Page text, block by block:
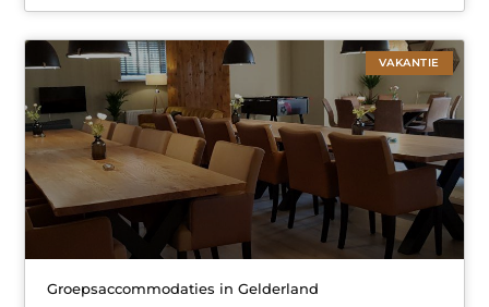
VAKANTIE
Groepsaccommodaties in Gelderland